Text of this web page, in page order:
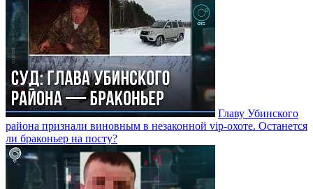
Главу Убинского
района признали виновным в незаконной vip-охоте. Останется
ли браконьер на посту?